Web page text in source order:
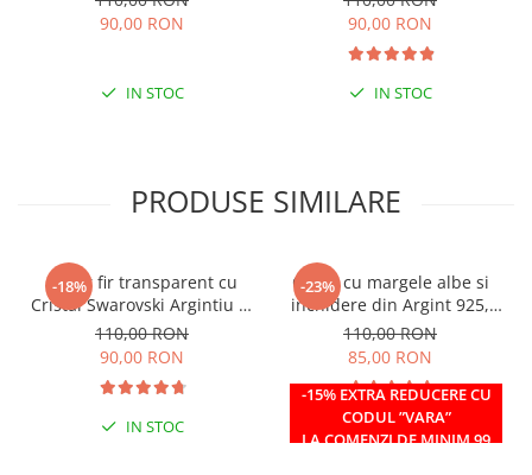
90,00 RON
IN STOC
90,00 RON
IN STOC
PRODUSE SIMILARE
-18%
Colier fir transparent cu
Cristal Swarovski Argintiu in
Caseta din Argint 925
110,00 RON
90,00 RON
IN STOC
-23%
-15% EXTRA REDUCERE CU
CODUL ”VARA”
LA COMENZI DE MINIM 99
Colier cu margele albe si
inchidere din Argint 925,
reglabil 38-41 cm
110,00 RON
85,00 RON
IN STOC